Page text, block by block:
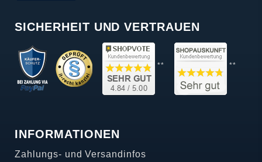
SICHERHEIT UND VERTRAUEN
** **
INFORMATIONEN
Zahlungs- und Versandinfos